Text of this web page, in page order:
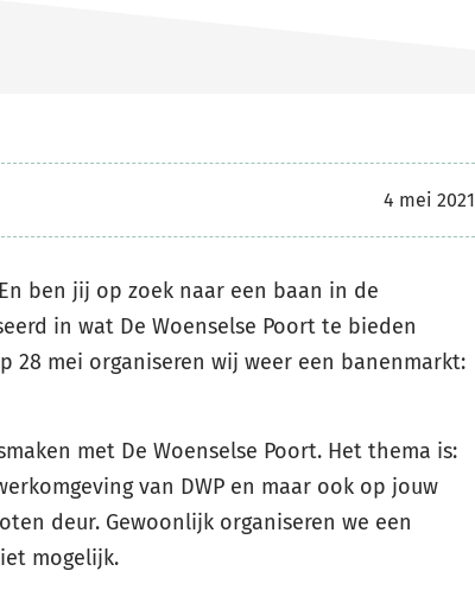
4 mei 2021
ben jij op zoek naar een baan in de
in wat De Woenselse Poort te bieden
28 mei organiseren wij weer een banenmarkt:
met De Woenselse Poort. Het thema is:
van DWP en maar ook op jouw
deur. Gewoonlijk organiseren we een
mogelijk.